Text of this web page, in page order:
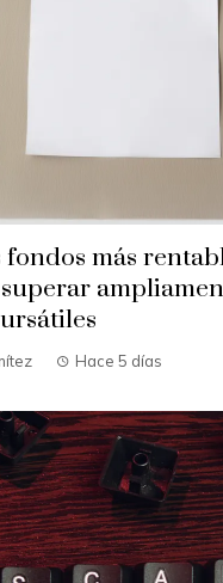
fondos más
Hace 5 días